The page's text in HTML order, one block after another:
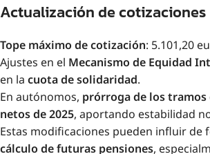
Actualización de cotizaciones
Tope máximo de cotización: 5.101,20
Ajustes en el Mecanismo de Equidad
en la cuota de solidaridad.
En autónomos, prórroga de los
netos de 2025, aportando estabilidad
Estas modificaciones pueden influir de
cálculo de futuras pensiones,